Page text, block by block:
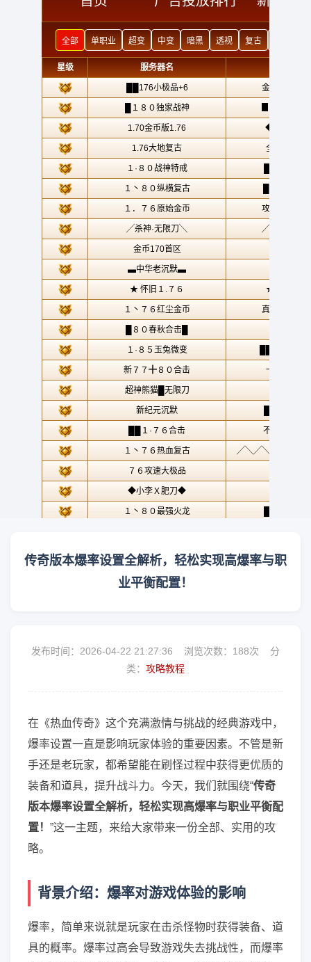
传奇版本爆率设置全解析，轻松实现高爆率与职
业平衡配置！
发布时间：2026-04-22 21:27:36 浏览次数： 188次 分
类： 攻略教程
在《热血传奇》这个充满激情与挑战的经典游戏中，
爆率设置一直是影响玩家体验的重要因素。不管是新
手还是老玩家，都希望能在刷怪过程中获得更优质的
装备和道具，提升战斗力。今天，我们就围绕“传奇
版本爆率设置全解析，轻松实现高爆率与职业平衡配
置！ ”这一主题，来给大家带来一份全部、实用的攻
略。
背景介绍：爆率对游戏体验的影响
爆率，简单来说就是玩家在击杀怪物时获得装备、道
具的概率。爆率过高会导致游戏失去挑战性，而爆率